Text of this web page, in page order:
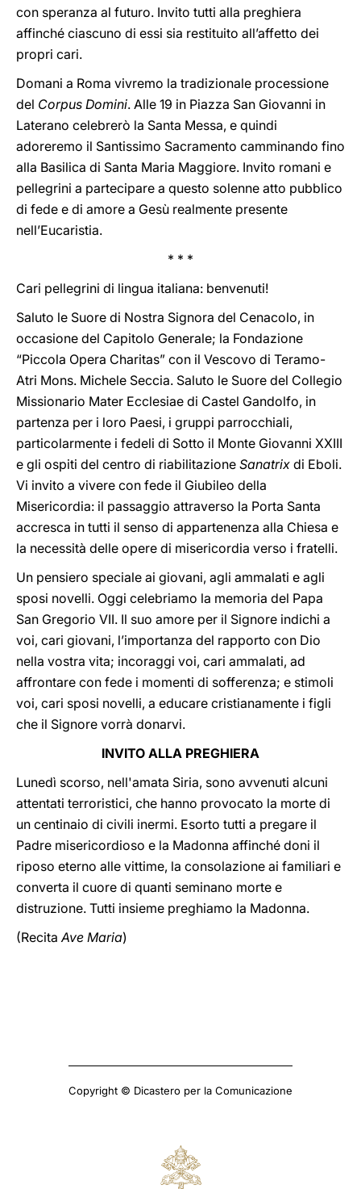
con speranza al futuro. Invito tutti alla preghiera
affinché ciascuno di essi sia restituito all’affetto dei
propri cari.
Domani a Roma vivremo la tradizionale processione
del Corpus Domini. Alle 19 in Piazza San Giovanni in
Laterano celebrerò la Santa Messa, e quindi
adoreremo il Santissimo Sacramento camminando fino
alla Basilica di Santa Maria Maggiore. Invito romani e
pellegrini a partecipare a questo solenne atto pubblico
di fede e di amore a Gesù realmente presente
nell’Eucaristia.
* * *
Cari pellegrini di lingua italiana: benvenuti!
Saluto le Suore di Nostra Signora del Cenacolo, in
occasione del Capitolo Generale; la Fondazione
“Piccola Opera Charitas” con il Vescovo di Teramo-
Atri Mons. Michele Seccia. Saluto le Suore del Collegio
Missionario Mater Ecclesiae di Castel Gandolfo, in
partenza per i loro Paesi, i gruppi parrocchiali,
particolarmente i fedeli di Sotto il Monte Giovanni XXIII
e gli ospiti del centro di riabilitazione Sanatrix di Eboli.
Vi invito a vivere con fede il Giubileo della
Misericordia: il passaggio attraverso la Porta Santa
accresca in tutti il senso di appartenenza alla Chiesa e
la necessità delle opere di misericordia verso i fratelli.
Un pensiero speciale ai giovani, agli ammalati e agli
sposi novelli. Oggi celebriamo la memoria del Papa
San Gregorio VII. Il suo amore per il Signore indichi a
voi, cari giovani, l’importanza del rapporto con Dio
nella vostra vita; incoraggi voi, cari ammalati, ad
affrontare con fede i momenti di sofferenza; e stimoli
voi, cari sposi novelli, a educare cristianamente i figli
che il Signore vorrà donarvi.
INVITO ALLA PREGHIERA
Lunedì scorso, nell'amata Siria, sono avvenuti alcuni
attentati terroristici, che hanno provocato la morte di
un centinaio di civili inermi. Esorto tutti a pregare il
Padre misericordioso e la Madonna affinché doni il
riposo eterno alle vittime, la consolazione ai familiari e
converta il cuore di quanti seminano morte e
distruzione. Tutti insieme preghiamo la Madonna.
(RecitaAve Maria)
Copyright © Dicastero per la Comunicazione